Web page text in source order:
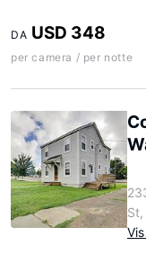
DA USD 348
per camera / per notte